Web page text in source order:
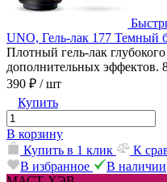
UNO, Гель-лак 177 Темный
Плотный гель-лак
дополнительных эффектов.
390 ₽ / шт
Купить
В корзину
Купить в 1 клик
К
В избранное
В наличии